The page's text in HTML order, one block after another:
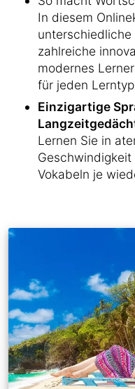
In diesem
zahlreiche
modernes
für jeden
Einzigartige
Lernen Sie in
Geschwindigkeit
Vokabeln je